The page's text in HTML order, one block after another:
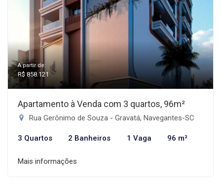
A partir de:
R$ 858.121
Apartamento à Venda com 3 quartos, 96m²
Rua Gerônimo de Souza - Gravatá, Navegantes-SC
3 Quartos 2 Banheiros 1 Vaga 96 m²
Mais informações